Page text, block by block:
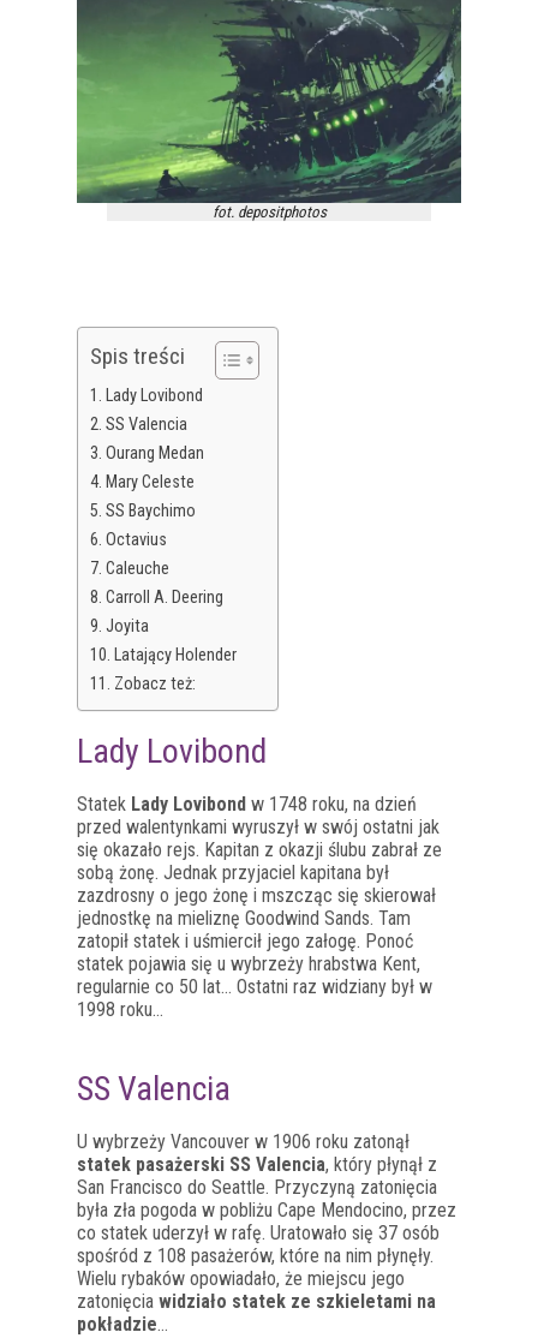
fot. depositphotos
Spis treści
Lady Lovibond
SS Valencia
Ourang Medan
Mary Celeste
SS Baychimo
Octavius
Caleuche
Carroll A. Deering
Joyita
Latający Holender
Zobacz też:
Lady Lovibond
Statek Lady Lovibond w 1748 roku, na dzień
przed walentynkami wyruszył w swój ostatni jak
się okazało rejs. Kapitan z okazji ślubu zabrał ze
sobą żonę. Jednak przyjaciel kapitana był
zazdrosny o jego żonę i mszcząc się skierował
jednostkę na mieliznę Goodwind Sands. Tam
zatopił statek i uśmiercił jego załogę. Ponoć
statek pojawia się u wybrzeży hrabstwa Kent,
regularnie co 50 lat… Ostatni raz widziany był w
1998 roku…
SS Valencia
U wybrzeży Vancouver w 1906 roku zatonął
statek pasażerski SS Valencia, który płynął z
San Francisco do Seattle. Przyczyną zatonięcia
była zła pogoda w pobliżu Cape Mendocino, przez
co statek uderzył w rafę. Uratowało się 37 osób
spośród z 108 pasażerów, które na nim płynęły.
Wielu rybaków opowiadało, że miejscu jego
zatonięcia widziało statek ze szkieletami na
pokładzie…